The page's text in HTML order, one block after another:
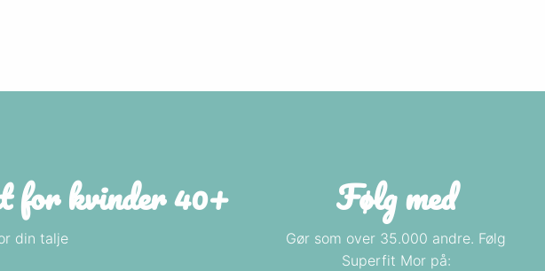
for kvinder 40+
din talje
Følg med
Gør som over 35.000 andre. Følg
Superfit Mor på: